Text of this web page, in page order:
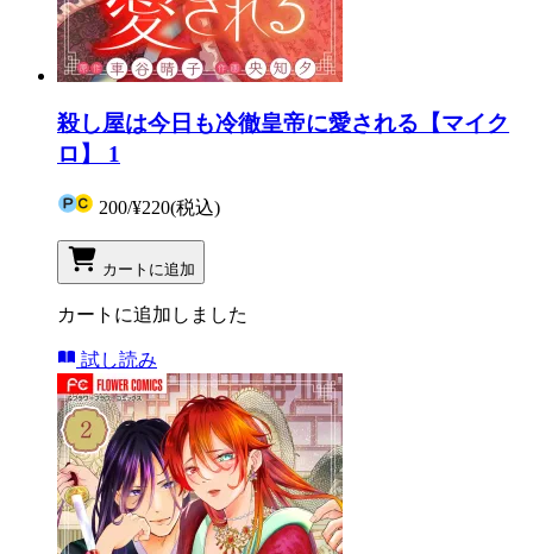
殺し屋は今日も冷徹皇帝に愛される【マイク
ロ】 1
200/¥220(税込)
カートに追加
カートに追加しました
試し読み